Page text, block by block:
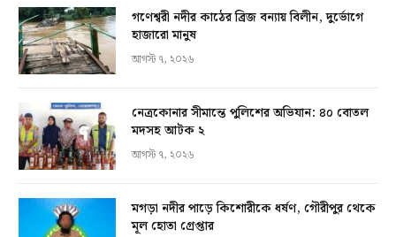
গণেশ্বরী নদীর কাঠের ব্রিজ বন্যায় বিলীন, দুর্ভোগে
হাজারো মানুষ
আগস্ট ৭, ২০২৬
নেত্রকোনার সীমান্তে পুলিশের অভিযান: ৪০ বোতল
মদসহ আটক ২
আগস্ট ৭, ২০২৬
মগড়া নদীর পাড়ে কিশোরীকে ধর্ষণ, গৌরীপুর থেকে
মূল হোতা গ্রেপ্তার